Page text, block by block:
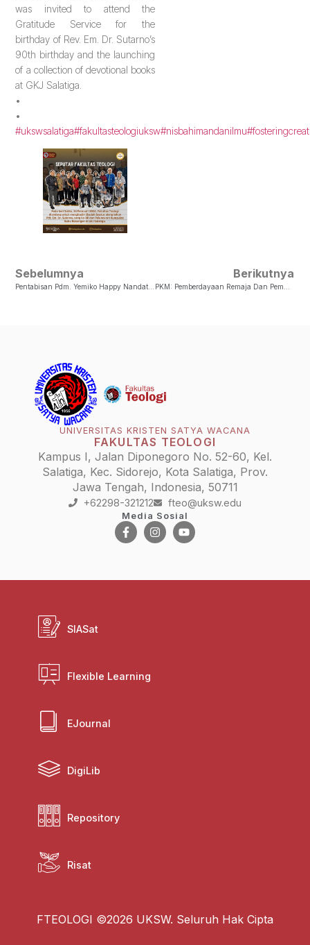
was invited to attend the
Gratitude Service for the
birthday of Rev. Em. Dr. Sutarno’s
90th birthday and the launching
of a collection of devotional books
at GKJ Salatiga.
•
•
#ukswsalatiga#fakultasteologiuksw#nisbahimandanilmu
Sebelumnya Berikutnya
UNIVERSITAS KRISTEN SATYA WACANA
FAKULTAS TEOLOGI
Kampus I, Jalan Diponegoro No. 52-60, Kel.
Salatiga, Kec. Sidorejo, Kota Salatiga, Prov.
Jawa Tengah, Indonesia, 50711
+62298-321212 fteo@uksw.edu
Media Sosial
SIASat
Flexible Learning
EJournal
DigiLib
Repository
Risat
FTEOLOGI ©2026 UKSW. Seluruh Hak Cipta